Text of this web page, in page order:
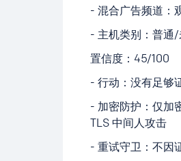
- 混合广告频道：
- 主机类别：普通/
置信度：45/100
- 行动：没有足够
- 加密防护：仅加
TLS 中间人攻击
- 重试守卫：不因